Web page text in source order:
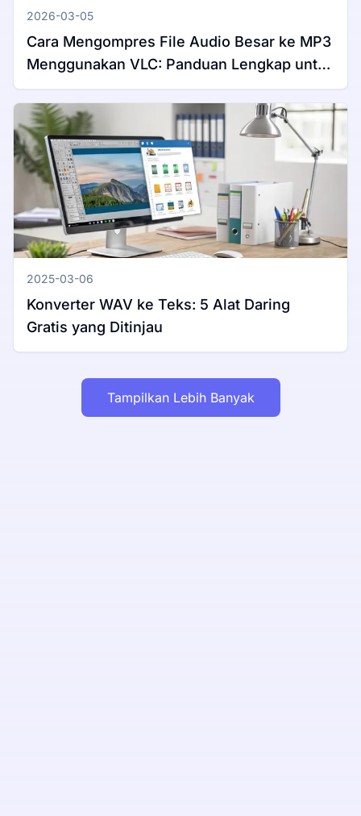
2026-03-05
Cara Mengompres File Audio Besar ke MP3
Menggunakan VLC: Panduan Lengkap untuk
Windows & Mac
2025-03-06
Konverter WAV ke Teks: 5 Alat Daring
Gratis yang Ditinjau
Tampilkan Lebih Banyak